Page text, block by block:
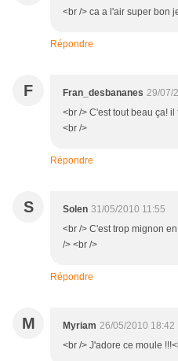
<br /> ca a l'air super bon
Répondre
F Fran_desbananes 29/07/
<br /> C'est tout beau ça!
<br />
Répondre
S Solen 31/05/2010 11:55
<br /> C'est trop mignon
/> <br />
Répondre
M Myriam 26/05/2010 18:42
<br /> J'adore ce moule